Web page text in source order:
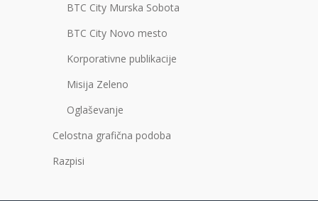
BTC City Murska Sobota
BTC City Novo mesto
Korporativne publikacije
Misija Zeleno
Oglaševanje
Celostna grafična podoba
Razpisi